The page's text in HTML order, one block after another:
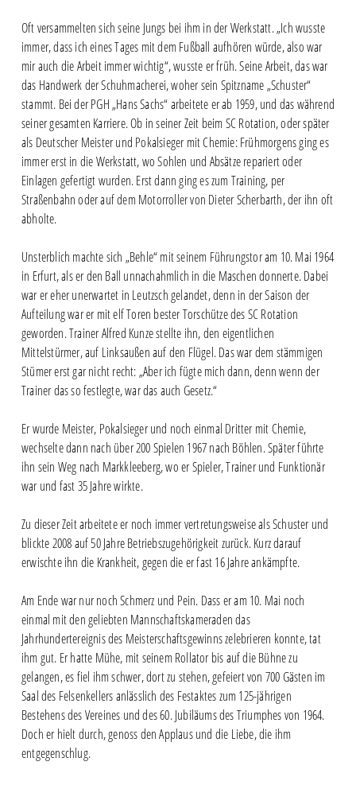
Oft versammelten sich seine Jungs bei ihm in der Werkstatt. „Ich wusste
immer, dass ich eines Tages mit dem Fußball aufhören würde, also war
mir auch die Arbeit immer wichtig“, wusste er früh. Seine Arbeit, das war
das Handwerk der Schuhmacherei, woher sein Spitzname „Schuster“
stammt. Bei der PGH „Hans Sachs“ arbeitete er ab 1959, und das während
seiner gesamten Karriere. Ob in seiner Zeit beim SC Rotation, oder später
als Deutscher Meister und Pokalsieger mit Chemie: Frühmorgens ging es
immer erst in die Werkstatt, wo Sohlen und Absätze repariert oder
Einlagen gefertigt wurden. Erst dann ging es zum Training, per
Straßenbahn oder auf dem Motorroller von Dieter Scherbarth, der ihn oft
abholte.
Unsterblich machte sich „Behle“ mit seinem Führungstor am 10. Mai 1964
in Erfurt, als er den Ball unnachahmlich in die Maschen donnerte. Dabei
war er eher unerwartet in Leutzsch gelandet, denn in der Saison der
Aufteilung war er mit elf Toren bester Torschütze des SC Rotation
geworden. Trainer Alfred Kunze stellte ihn, den eigentlichen
Mittelstürmer, auf Linksaußen auf den Flügel. Das war dem stämmigen
Stümer erst gar nicht recht: „Aber ich fügte mich dann, denn wenn der
Trainer das so festlegte, war das auch Gesetz.“
Er wurde Meister, Pokalsieger und noch einmal Dritter mit Chemie,
wechselte dann nach über 200 Spielen 1967 nach Böhlen. Später führte
ihn sein Weg nach Markkleeberg, wo er Spieler, Trainer und Funktionär
war und fast 35 Jahre wirkte.
Zu dieser Zeit arbeitete er noch immer vertretungsweise als Schuster und
blickte 2008 auf 50 Jahre Betriebszugehörigkeit zurück. Kurz darauf
erwischte ihn die Krankheit, gegen die er fast 16 Jahre ankämpfte.
Am Ende war nur noch Schmerz und Pein. Dass er am 10. Mai noch
einmal mit den geliebten Mannschaftskameraden das
Jahrhundertereignis des Meisterschaftsgewinns zelebrieren konnte, tat
ihm gut. Er hatte Mühe, mit seinem Rollator bis auf die Bühne zu
gelangen, es fiel ihm schwer, dort zu stehen, gefeiert von 700 Gästen im
Saal des Felsenkellers anlässlich des Festaktes zum 125-jährigen
Bestehens des Vereines und des 60. Jubiläums des Triumphes von 1964.
Doch er hielt durch, genoss den Applaus und die Liebe, die ihm
entgegenschlug.